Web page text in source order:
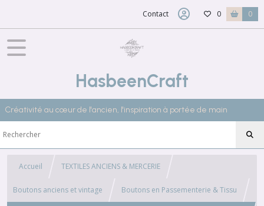
Contact 0 0
HasbeenCraft
Créativité au cœur de l'ancien, l'inspiration à portée de main
Accueil TEXTILES ANCIENS & MERCERIE
Boutons anciens et vintage Boutons en Passementerie & Tissu